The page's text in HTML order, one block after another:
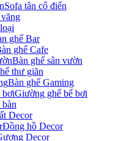
Sofa tân cổ điển
ghế Bar
ghế Cafe
Bàn ghế sân vườn
thư giãn
Bàn ghế Gaming
Giường ghế bể bơi
Decor
Đồng hồ Decor
Decor